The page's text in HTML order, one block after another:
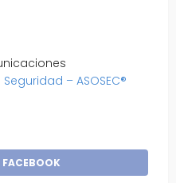
– ASOSEC®
FACEBOOK